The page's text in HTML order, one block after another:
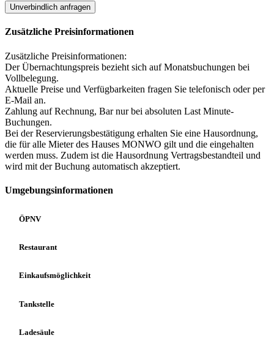
Unverbindlich anfragen
Zusätzliche Preisinformationen
Zusätzliche Preisinformationen:
Der Übernachtungspreis bezieht sich auf Monatsbuchungen bei
Vollbelegung.
Aktuelle Preise und Verfügbarkeiten fragen Sie telefonisch oder per
E-Mail an.
Zahlung auf Rechnung, Bar nur bei absoluten Last Minute-
Buchungen.
Bei der Reservierungsbestätigung erhalten Sie eine Hausordnung,
die für alle Mieter des Hauses MONWO gilt und die eingehalten
werden muss. Zudem ist die Hausordnung Vertragsbestandteil und
wird mit der Buchung automatisch akzeptiert.
Umgebungsinformationen
ÖPNV
Restaurant
Einkaufsmöglichkeit
Tankstelle
Ladesäule